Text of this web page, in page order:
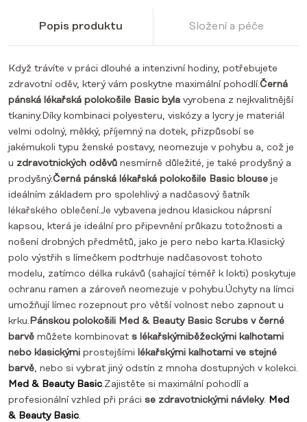
Popis produktu Složení a péče
Když trávíte v práci dlouhé a intenzivní hodiny, potřebujete
zdravotní oděv, který vám poskytne maximální pohodlí.Černá
pánská lékařská polokošile Basic byla vyrobena z nejkvalitnější
tkaniny.Díky kombinaci polyesteru, viskózy a lycry je materiál
velmi odolný, měkký, příjemný na dotek, přizpůsobí se
jakémukoli typu ženské postavy, neomezuje v pohybu a, což je
u zdravotnických oděvů nesmírně důležité, je také prodyšný a
prodyšný.Černá pánská lékařská polokošile Basic blouse je
ideálním základem pro spolehlivý a nadčasový šatník
lékařského oblečení.Je vybavena jednou klasickou náprsní
kapsou, která je ideální pro připevnění průkazu totožnosti a
nošení drobných předmětů, jako je pero nebo karta.Klasický
polo výstřih s límečkem podtrhuje nadčasovost tohoto
modelu, zatímco délka rukávů (sahající téměř k lokti) poskytuje
ochranu ramen a zároveň neomezuje v pohybu.Úchyty na límci
umožňují límec rozepnout pro větší volnost nebo zapnout u
krku. Pánskou polokošili Med & Beauty Basic Scrubs v černé
barvě můžete kombinovat s lékařskýmiběžeckými kalhotami
nebo klasickými prostejšími lékařskými kalhotami ve stejné
barvě, nebo si vybrat jiný odstín z mnoha dostupných v kolekci.
Med & Beauty Basic.Zajistěte si maximální pohodlí a
profesionální vzhled při práci se zdravotnickými návleky. Med
& Beauty Basic.